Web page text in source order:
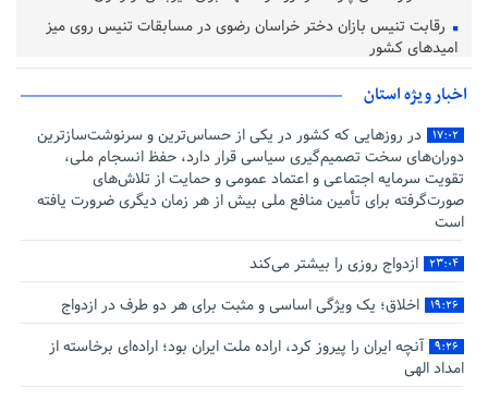
رقابت تنیس بازان دختر خراسان رضوی در مسابقات تنیس روی میز
امیدهای کشور
اخبار ویژه استان
۱۷:۰۲
در روزهایی که کشور در یکی از حساس‌ترین و سرنوشت‌سازترین
دوران‌های سخت تصمیم‌گیری سیاسی قرار دارد، حفظ انسجام ملی،
تقویت سرمایه اجتماعی و اعتماد عمومی و حمایت از تلاش‌های
صورت‌گرفته برای تأمین منافع ملی بیش از هر زمان دیگری ضرورت یافته
است
۲۳:۰۴ ازدواج روزی را بیشتر می‌کند
۱۹:۲۶ اخلاق؛ یک ویژگی اساسی و مثبت برای هر دو طرف در ازدواج
۹:۲۶
آنچه ایران را پیروز کرد، اراده ملت ایران بود؛ اراده‌ای برخاسته از
امداد الهی